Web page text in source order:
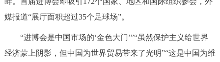
媒报道“展厅面积超过35个足球场”。
“进博会是中国市场的‘金色大门’”“虽然保护主义给世界
经济蒙上阴影，但中国为世界贸易带来了光明”“这是中国为维